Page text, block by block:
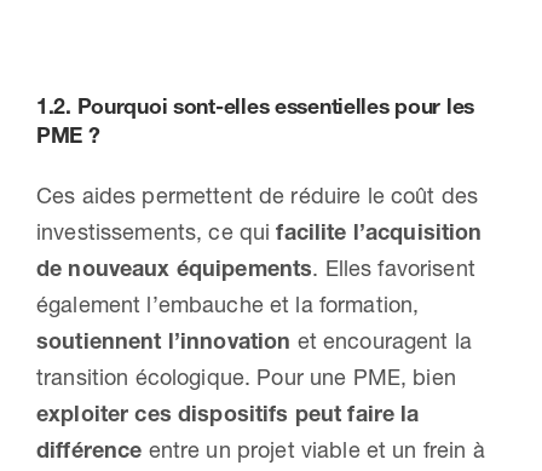
1.2. Pourquoi sont-elles essentielles pour les
PME ?
Ces aides permettent de réduire le coût des
investissements, ce quifacilite l’acquisition
de nouveaux équipements. Elles favorisent
également l’embauche et la formation,
soutiennent l’innovation et encouragent la
transition écologique. Pour une PME, bien
exploiter ces dispositifs peut faire la
différence entre un projet viable et un frein à